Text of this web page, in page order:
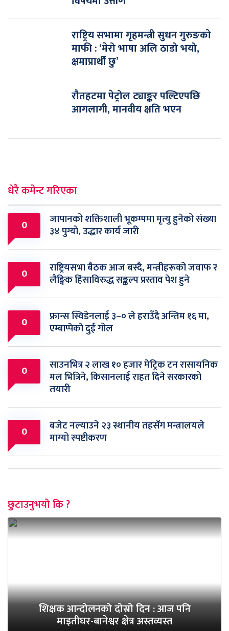
राष्ट्रिय सभामा गृहमन्त्री सुधन गुरुङको
माफी : ‘मेरो भाषा अलि ठाडो भयो,
क्षमाप्रार्थी छु’
रौतहटमा पेट्रोल ट्याङ्कर पल्टिएपछि
आगलागी, मानवीय क्षति भएन
धेरै कमेन्ट गरिएका
0 जापानको शक्तिशाली भूकम्पमा मृत्यु हुनेको संख्या
३४ पुग्यो, उद्धार कार्य जारी
0 राष्ट्रियसभा बैठक आज बस्दै, मन्त्रीहरूको जवाफ र
लैङ्गिक हिंसाविरुद्ध सङ्कल्प प्रस्ताव पेश हुने
0 फ्रान्स स्विडेनलाई ३–० ले हराउँदै अन्तिम १६ मा,
एम्बाप्पेको दुई गोल
0 साउनभित्र २ लाख १० हजार मेट्रिक टन रासायनिक
मल भित्रिने, किसानलाई राहत दिने सरकारको
तयारी
0 बजेट नल्याउने २३ स्थानीय तहसँग मन्त्रालयले
माग्यो स्पष्टीकरण
छुटाउनुभयो कि ?
शिक्षक आन्दोलनको दोस्रो दिन : आज पनि
माइतीघर-बानेश्वर क्षेत्र अस्तव्यस्त